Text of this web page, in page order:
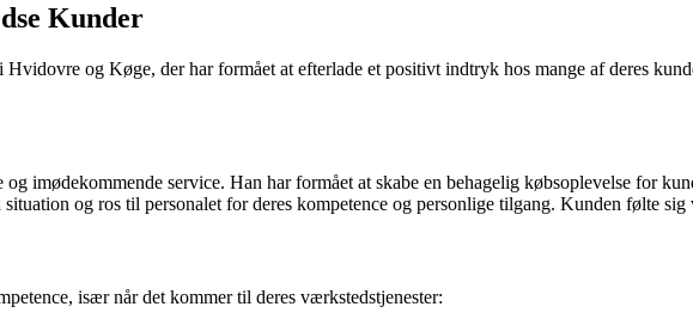
Kunder
og Køge, der har formået at efterlade et positivt indtryk hos mange af deres
imødekommende service. Han har formået at skabe en behagelig købsoplevelse for
og ros til personalet for deres kompetence og personlige tilgang. Kunden følte
især når det kommer til deres værkstedstjenester: